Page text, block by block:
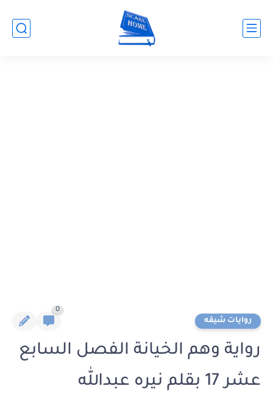
روايات شيقه
0
رواية وهم الخيانة الفصل السابع
عشر 17 بقلم نيره عبدالله